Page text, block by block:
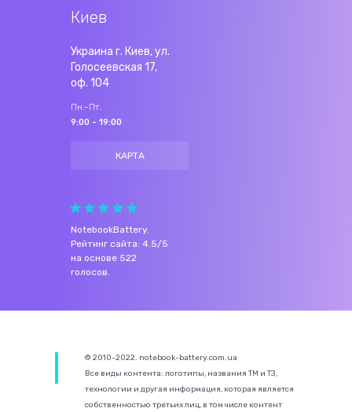
Киев
Украина г. Киев, ул.
Голосеевская 17,
оф. 104
Пн.-Пт.
9:00 - 19:00
КАРТА
NotebookBattery.
Рейтинг сайта: 4.5/5
на основе 522
голосов.
© 2010-2022. notebook-battery.com.ua
Все виды контента: логотипы, названия ТМ и ТЗ,
технологии и другая информация, которая является
собственностью третьих лиц, в том числе контент